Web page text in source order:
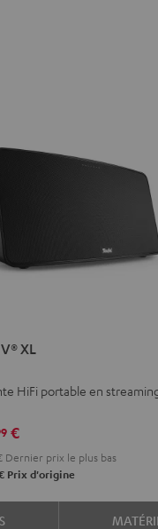
XL
HiFi portable en
€
Dernier prix le plus bas
Prix d'origine